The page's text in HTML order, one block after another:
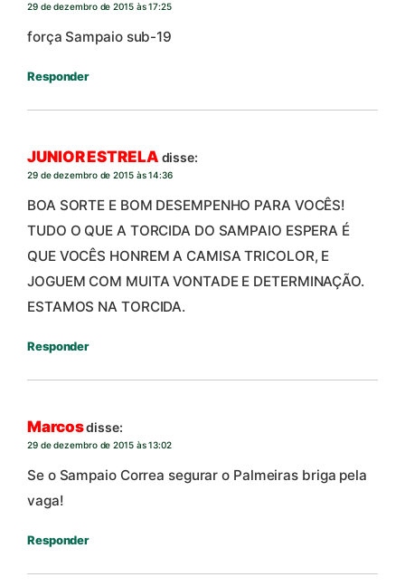
29 de dezembro de 2015 às 17:25
força Sampaio sub-19
Responder
JUNIOR ESTRELA disse:
29 de dezembro de 2015 às 14:36
BOA SORTE E BOM DESEMPENHO PARA VOCÊS!
TUDO O QUE A TORCIDA DO SAMPAIO ESPERA É
QUE VOCÊS HONREM A CAMISA TRICOLOR, E
JOGUEM COM MUITA VONTADE E DETERMINAÇÃO.
ESTAMOS NA TORCIDA.
Responder
Marcosdisse:
29 de dezembro de 2015 às 13:02
Se o Sampaio Correa segurar o Palmeiras briga pela
vaga!
Responder